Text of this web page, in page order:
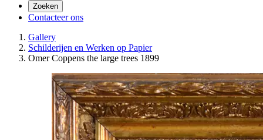
Zoeken
Contacteer ons
Gallery
Schilderijen en Werken op Papier
Omer Coppens the large trees 1899